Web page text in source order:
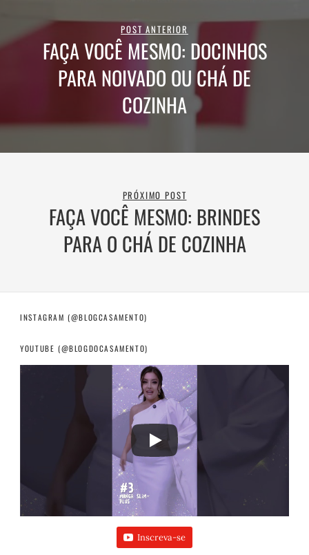
POST ANTERIOR
FAÇA VOCÊ MESMO: DOCINHOS
PARA NOIVADO OU CHÁ DE
COZINHA
PRÓXIMO POST
FAÇA VOCÊ MESMO: BRINDES
PARA O CHÁ DE COZINHA
INSTAGRAM (@BLOGCASAMENTO)
YOUTUBE (@BLOGDOCASAMENTO)
Inscreva-se